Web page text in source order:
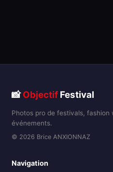
📸Objectif Festival
Photos pro de festivals, fashion
événements.
© 2026 Brice ANXIONNAZ
Navigation